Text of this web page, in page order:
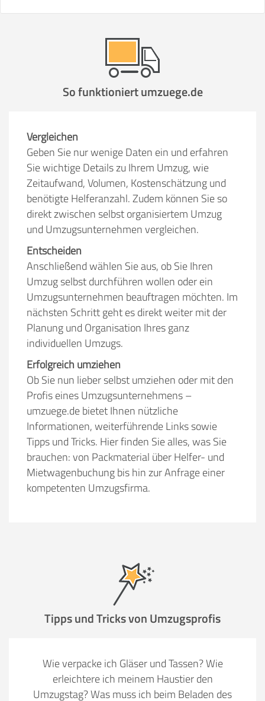
So funktioniert umzuege.de
Vergleichen
Geben Sie nur wenige Daten ein und erfahren
Sie wichtige Details zu Ihrem Umzug, wie
Zeitaufwand, Volumen, Kostenschätzung und
benötigte Helferanzahl. Zudem können Sie so
direkt zwischen selbst organisiertem Umzug
und Umzugsunternehmen vergleichen.
Entscheiden
Anschließend wählen Sie aus, ob Sie Ihren
Umzug selbst durchführen wollen oder ein
Umzugsunternehmen beauftragen möchten. Im
nächsten Schritt geht es direkt weiter mit der
Planung und Organisation Ihres ganz
individuellen Umzugs.
Erfolgreich umziehen
Ob Sie nun lieber selbst umziehen oder mit den
Profis eines Umzugsunternehmens –
umzuege.de bietet Ihnen nützliche
Informationen, weiterführende Links sowie
Tipps und Tricks. Hier finden Sie alles, was Sie
brauchen: von Packmaterial über Helfer- und
Mietwagenbuchung bis hin zur Anfrage einer
kompetenten Umzugsfirma.
Tipps und Tricks von Umzugsprofis
Wie verpacke ich Gläser und Tassen? Wie
erleichtere ich meinem Haustier den
Umzugstag? Was muss ich beim Beladen des